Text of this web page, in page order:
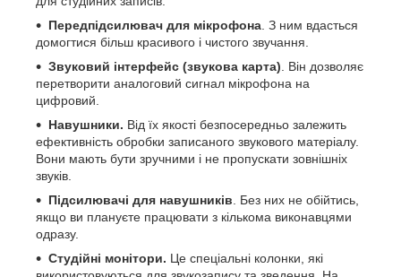
Передпідсилювач для мікрофона . З ним вдасться
домогтися більш красивого і чистого звучання.
Звуковий інтерфейс (звукова карта) . Він дозволяє
перетворити аналоговий сигнал мікрофона на
цифровий.
Навушники. Від їх якості безпосередньо залежить
ефективність обробки записаного звукового матеріалу.
Вони мають бути зручними і не пропускати зовнішніх
звуків.
Підсилювачі для навушників . Без них не обійтись,
якщо ви плануєте працювати з кількома виконавцями
одразу.
Студійні монітори. Це спеціальні колонки, які